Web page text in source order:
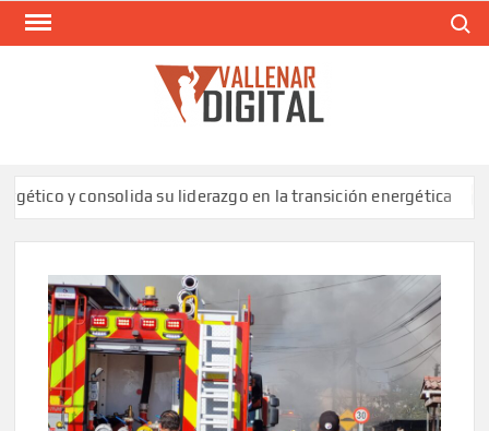
Saltar
y consolida su liderazgo en la transición energética